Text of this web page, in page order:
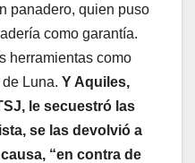
panadero, quien puso
como garantía.
herramientas como
Luna. Y Aquiles,
le secuestró las
se las devolvió a
“en contra de